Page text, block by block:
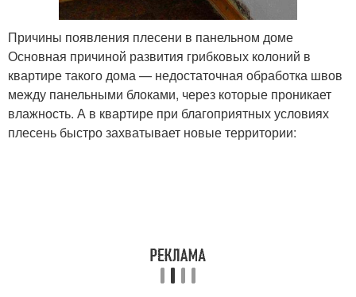
Причины появления плесени в панельном доме
Основная причиной развития грибковых колоний в
квартире такого дома — недостаточная обработка швов
между панельными блоками, через которые проникает
влажность. А в квартире при благоприятных условиях
плесень быстро захватывает новые территории: